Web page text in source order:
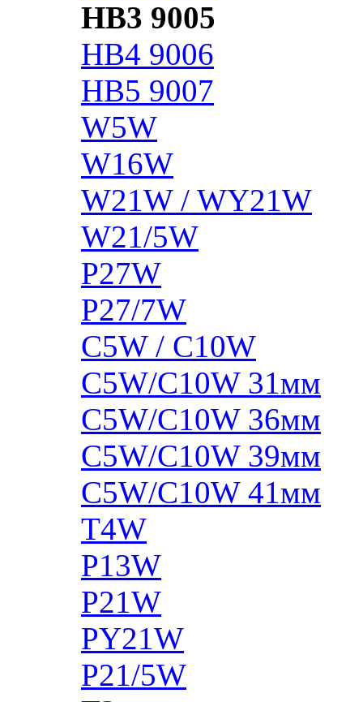
HB3 9005
HB4 9006
HB5 9007
W5W
W16W
W21W / WY21W
W21/5W
P27W
P27/7W
C5W / C10W
C5W/C10W 31мм
C5W/C10W 36мм
C5W/C10W 39мм
C5W/C10W 41мм
T4W
P13W
P21W
PY21W
P21/5W